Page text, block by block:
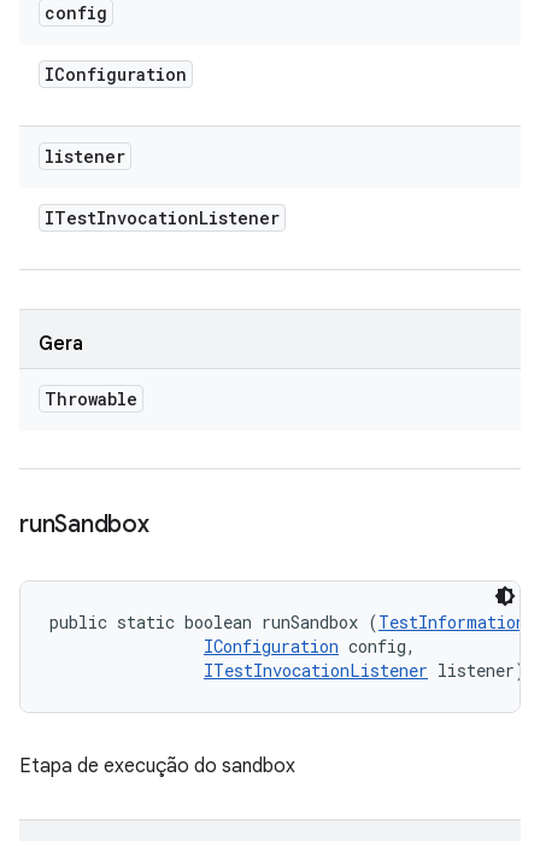
config
IConfiguration
listener
ITestInvocationListener
Gera
Throwable
runSandbox
public static boolean runSandbox (TestInformation
IConfiguration config,
ITestInvocationListener listener)
Etapa de execução do sandbox